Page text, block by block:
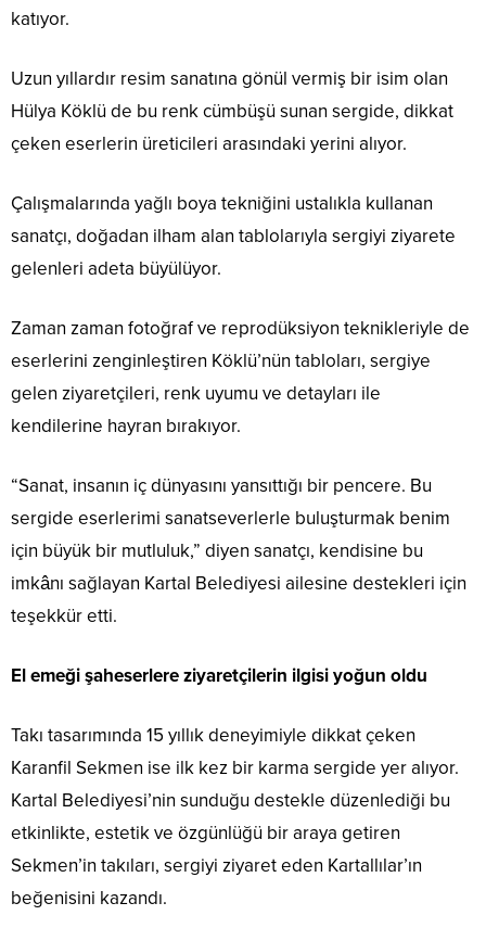
katıyor.
Uzun yıllardır resim sanatına gönül vermiş bir isim olan
Hülya Köklü de bu renk cümbüşü sunan sergide, dikkat
çeken eserlerin üreticileri arasındaki yerini alıyor.
Çalışmalarında yağlı boya tekniğini ustalıkla kullanan
sanatçı, doğadan ilham alan tablolarıyla sergiyi ziyarete
gelenleri adeta büyülüyor.
Zaman zaman fotoğraf ve reprodüksiyon teknikleriyle de
eserlerini zenginleştiren Köklü’nün tabloları, sergiye
gelen ziyaretçileri, renk uyumu ve detayları ile
kendilerine hayran bırakıyor.
“Sanat, insanın iç dünyasını yansıttığı bir pencere. Bu
sergide eserlerimi sanatseverlerle buluşturmak benim
için büyük bir mutluluk,” diyen sanatçı, kendisine bu
imkânı sağlayan Kartal Belediyesi ailesine destekleri için
teşekkür etti.
El emeği şaheserlere ziyaretçilerin ilgisi yoğun oldu
Takı tasarımında 15 yıllık deneyimiyle dikkat çeken
Karanfil Sekmen ise ilk kez bir karma sergide yer alıyor.
Kartal Belediyesi’nin sunduğu destekle düzenlediği bu
etkinlikte, estetik ve özgünlüğü bir araya getiren
Sekmen’in takıları, sergiyi ziyaret eden Kartallılar’ın
beğenisini kazandı.